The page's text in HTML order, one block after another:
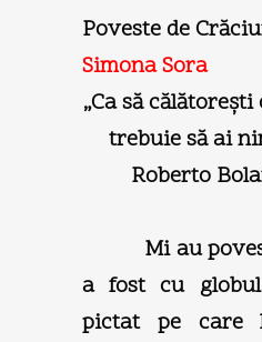
Poveste de
Simona Sora
„Ca să
trebuie să ai
Roberto
Mi au
a fost cu
pictat pe care